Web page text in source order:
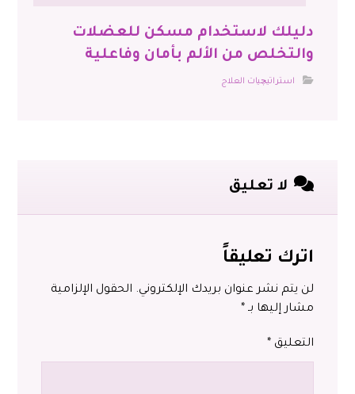
دليلك لاستخدام مسكن للعضلات
والتخلص من الألم بأمان وفاعلية
استراتيچيات العلاج
لا تعليق
اترك تعليقاً
لن يتم نشر عنوان بريدك الإلكتروني. الحقول الإلزامية
مشار إليها بـ *
التعليق *